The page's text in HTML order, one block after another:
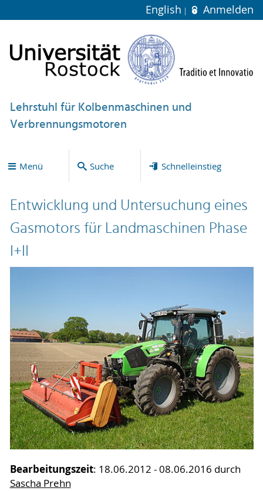
English Anmelden
Lehrstuhl für Kolbenmaschinen und
Verbrennungsmotoren
Menü Suche Schnelleinstieg
Entwicklung und Untersuchung eines
Gasmotors für Landmaschinen Phase
I+II
Bearbeitungszeit: 18.06.2012 - 08.06.2016 durch
Sascha Prehn